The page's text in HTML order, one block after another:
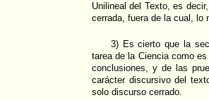
Unilineal del Texto, es
cerrada, fuera de la cual, lo
3) Es cierto que la
tarea de la Ciencia como
conclusiones, y de las
carácter discursivo del
solo discurso cerrado.